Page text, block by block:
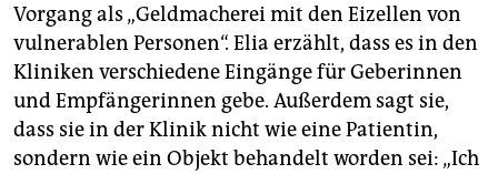
Vorgang als „Geldmacherei mit den Eizellen von
vulnerablen Personen“. Elia erzählt, dass es in den
Kliniken verschiedene Eingänge für Geberinnen
und Empfängerinnen gebe. Außerdem sagt sie,
dass sie in der Klinik nicht wie eine Patientin,
sondern wie ein Objekt behandelt worden sei: „Ich